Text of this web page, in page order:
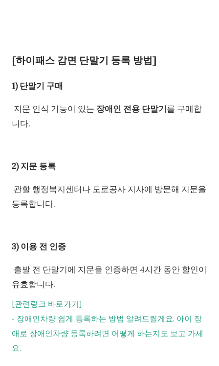
[하이패스 감면 단말기 등록 방법]
1) 단말기 구매
지문 인식 기능이 있는 장애인 전용 단말기를 구매합
니다.
2) 지문 등록
관할 행정복지센터나 도로공사 지사에 방문해 지문을
등록합니다.
3) 이용 전 인증
출발 전 단말기에 지문을 인증하면 4시간 동안 할인이
유효합니다.
[관련링크 바로가기]
- 장애인차량 쉽게 등록하는 방법 알려드릴게요. 아이 장
애로 장애인차량 등록하려면 어떻게 하는지도 보고 가세
요.